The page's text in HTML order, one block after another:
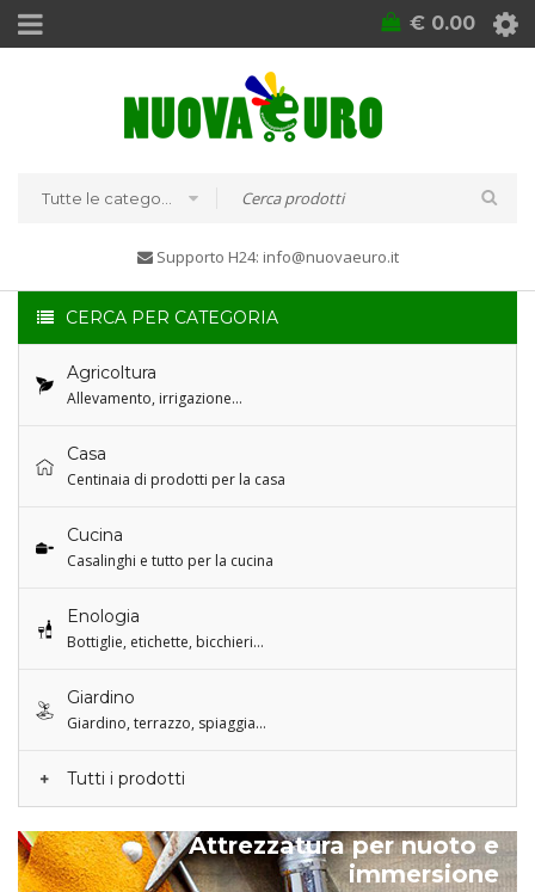
€ 0.00
Supporto H24: info@nuovaeuro.it
CERCA PER CATEGORIA
Agricoltura
Allevamento, irrigazione…
Casa
Centinaia di prodotti per la casa
Cucina
Casalinghi e tutto per la cucina
Enologia
Bottiglie, etichette, bicchieri…
Giardino
Giardino, terrazzo, spiaggia…
Tutti i prodotti
Attrezzatura per nuoto e
immersione